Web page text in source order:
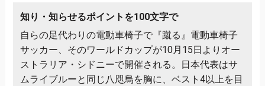
知り・知らせるポイントを100文字で
自らの足代わりの電動車椅子で『蹴る』電動車椅子
サッカー、そのワールドカップが10月15日よりオー
ストラリア・シドニーで開催される。日本代表はサ
ムライブルーと同じ八咫烏を胸に、ベスト4以上を目